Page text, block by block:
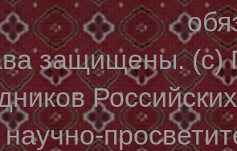
защищены. (с)
научно-